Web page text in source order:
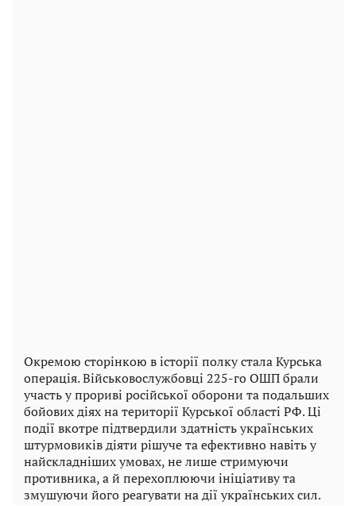
Окремою сторінкою в історії полку стала Курська
операція. Військовослужбовці 225-го ОШП брали
участь у прориві російської оборони та подальших
бойових діях на території Курської області РФ. Ці
події вкотре підтвердили здатність українських
штурмовиків діяти рішуче та ефективно навіть у
найскладніших умовах, не лише стримуючи
противника, а й перехоплюючи ініціативу та
змушуючи його реагувати на дії українських сил.